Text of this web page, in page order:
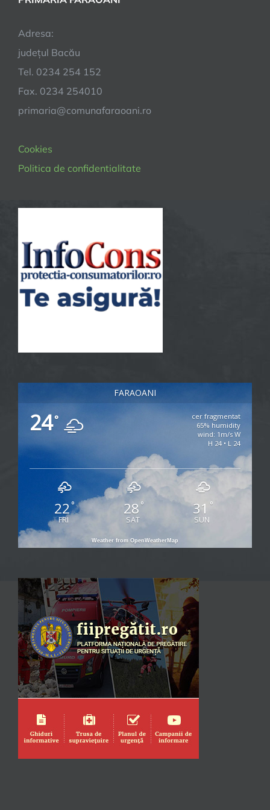
Adresa:
județul Bacău
Tel. 0234 254 152
Fax. 0234 254010
primaria@comunafaraoani.ro
Cookies
Politica de confidentialitate
FARAOANI
24°
cer fragmentat
65% humidity
wind: 1m/s W
H 24 • L 24
22°
FRI
28 °
SAT
31 °
SUN
Weather from OpenWeatherMap